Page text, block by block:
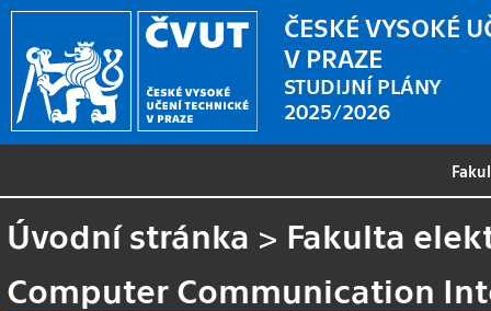
ČESKÉ VYSOKÉ
V PRAZE
STUDIJNÍ PLÁNY
2025/2026
Úvodní stránka > Fakulta
Computer Communication